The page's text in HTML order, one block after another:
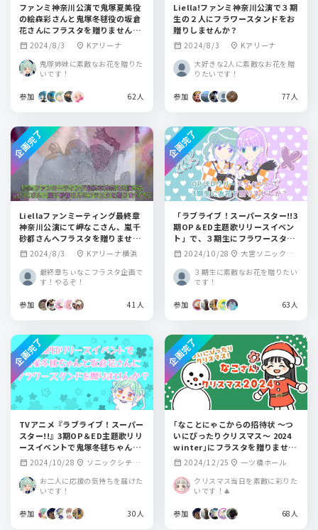
ファンミ神奈川公演で鬼塚夏美役
の絵森彩さんと鬼塚冬毬役の坂倉
花さんにフラスタを贈りません
か？
calendar_month 2024/8/3 location_on Kアリーナ
鬼塚姉妹に素敵なお花を贈りた
いです！
参加 62人
Liella!ファンミ神奈川公演で３期
生の２人にフラワースタンドをお
贈りしませんか？
calendar_month 2024/8/3 location_on Kアリーナ
大好きな2人に素敵なお花を贈
りたいです！
参加 77人
Liellaファンミーティング最終章
神奈川公演にて岬なこさん、嵐千
砂都さんへフラスタを贈りません
か？
calendar_month 2024/8/3 location_on Kアリーナ横浜
最終章ちぃなこフラスタ企画で
す！やるぞ！
参加 41人
企画完了
「ラブライブ！スーパースター!!3
期OP＆ED主題歌リリースイベン
ト」で、３期生にフラワースタン
ドをお贈りしませんか？
calendar_month 2024/10/28 location_on 大宮ソニックシ
ティホール
３期生に素敵なお花を贈りたい
です！
参加 63人
企画完了
TVアニメ『ラブライブ！スーパー
スター!!』3期OP＆ED主題歌リリ
ースイベントで鬼塚冬毬ちゃんと
坂倉花さんにフラスタを贈りませ
んか？
calendar_month 2024/10/28 location_on ソニックシテ
お二人に応援の気持ちを届けた
いです！
参加 30人
企画完了
｢なことにゃこからの招待状 ～つ
いにぴったりクリスマス～ 2024
winter｣にフラスタを贈りません
か？
calendar_month 2024/12/25 location_on 一ツ橋ホール
クリスマス当日を素敵に彩りた
いです！🎄
参加 68人
企画完了